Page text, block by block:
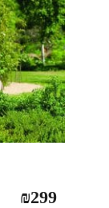
₪299